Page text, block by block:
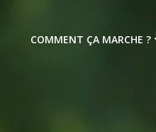
COMMENT ÇA MARCHE ?